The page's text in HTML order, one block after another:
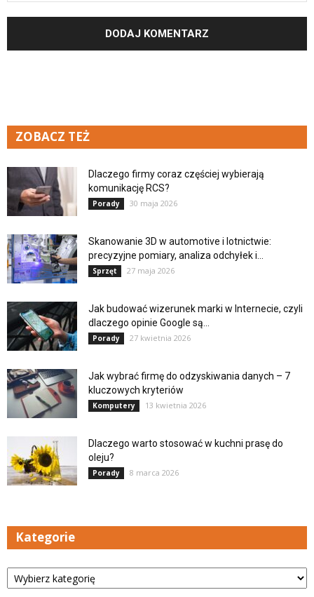
ZOBACZ TEŻ
Dlaczego firmy coraz częściej wybierają
komunikację RCS?
Porady 30 maja 2026
Skanowanie 3D w automotive i lotnictwie:
precyzyjne pomiary, analiza odchyłek i...
Sprzęt 27 maja 2026
Jak budować wizerunek marki w Internecie, czyli
dlaczego opinie Google są...
Porady 27 kwietnia 2026
Jak wybrać firmę do odzyskiwania danych – 7
kluczowych kryteriów
Komputery 13 kwietnia 2026
Dlaczego warto stosować w kuchni prasę do
oleju?
Porady 8 marca 2026
Kategorie
Kategorie